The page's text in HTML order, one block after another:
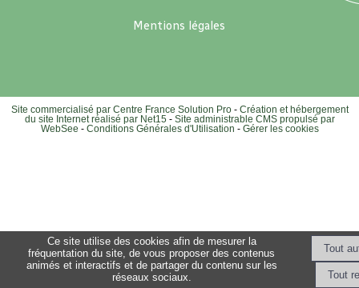
Mentions légales
Site commercialisé par Centre France Solution Pro- Création et hébergement
du site Internet réalisé par Net15 - Site administrable CMS propulsé par
WebSee - Conditions Générales d'Utilisation - Gérer les cookies
Ce site utilise des cookies afin de mesurer la
fréquentation du site, de vous proposer des contenus
animés et interactifs et de partager du contenu sur les
réseaux sociaux.